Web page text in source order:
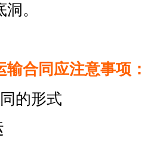
。
输合同应注意事项：
的形式